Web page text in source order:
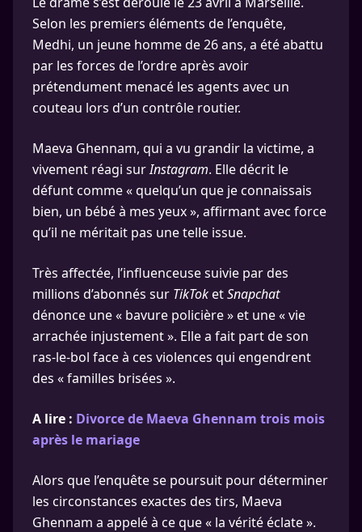
Selon les premiers éléments de l’enquête,
Medhi, un jeune homme de 26 ans, a été abattu
par les forces de l’ordre après avoir
prétendument menacé les agents avec un
couteau lors d’un contrôle routier.
Maeva Ghennam, qui a vu grandir la victime, a
vivement réagi surInstagram. Elle décrit le
défunt comme « quelqu’un que je connaissais
bien, un bébé à mes yeux », affirmant avec force
qu’il ne méritait pas une telle issue.
Très affectée, l’influenceuse suivie par des
millions d’abonnés sur TikTok etSnapchat
dénonce une « bavure policière » et une « vie
arrachée injustement ». Elle a fait part de son
ras-le-bol face à ces violences qui engendrent
des « familles brisées ».
A lire : Divorce de Maeva Ghennam trois mois
après le mariage
Alors que l’enquête se poursuit pour déterminer
les circonstances exactes des tirs, Maeva
Ghennam a appelé à ce que « la vérité éclate ».